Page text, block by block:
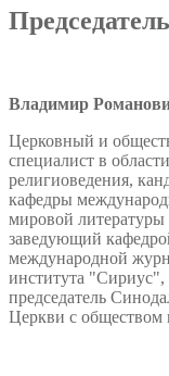
Председатель
Владимир
Церковный и
специалист в
религиоведения,
кафедры
мировой
заведующий
международной
института
председатель
Церкви с